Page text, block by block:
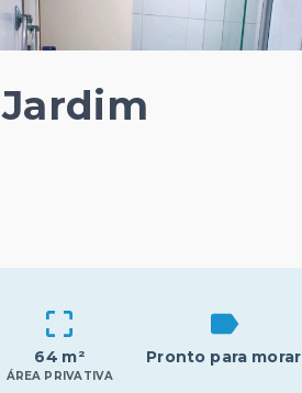
Jardim
64 m²
ÁREA PRIVATIVA
Pronto para morar